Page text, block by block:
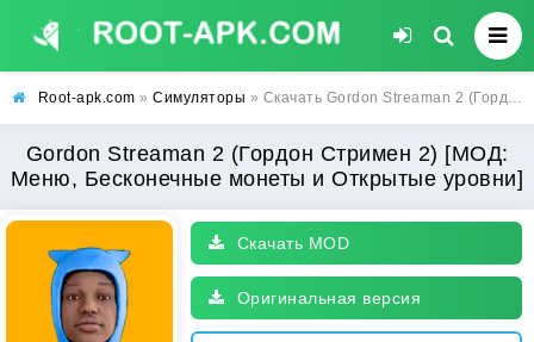
Root-apk.com » Симуляторы » Скачать Gordon Streaman 2 (Гордон Стримен 2) [МОД: Меню, Бесконечные монеты и Открытые уровни] | Взлом Gordon Streaman 2 на Андроид
Gordon Streaman 2 (Гордон Стримен 2) [МОД:
Меню, Бесконечные монеты и Открытые уровни]
Скачать MOD
Оригинальная версия